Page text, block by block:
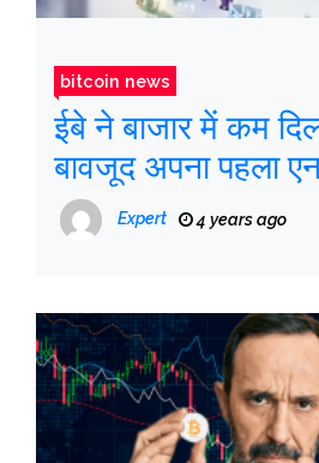
bitcoin news
ईबे ने बाजार में कम
बावजूद अपना पहला
लॉन्च किया
Expert 4 years ago